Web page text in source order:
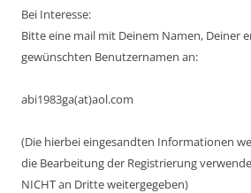
Bei Interesse:
Bitte eine mail mit Deinem Namen, Deiner
gewünschten Benutzernamen an:
abi1983ga(at)aol.com
(Die hierbei eingesandten Informationen
die Bearbeitung der Registrierung
NICHT an Dritte weitergegeben)